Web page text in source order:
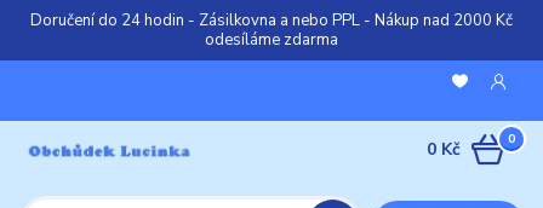
Doručení do 24 hodin - Zásilkovna a nebo PPL - Nákup nad 2000 Kč
odesíláme zdarma
0
0 Kč